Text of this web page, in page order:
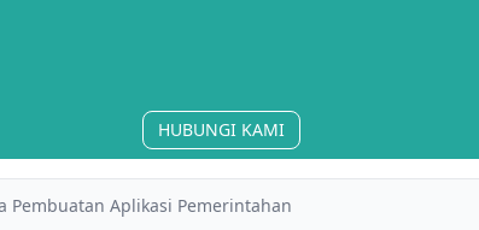
HUBUNGI KAMI
Pembuatan Aplikasi Pemerintahan